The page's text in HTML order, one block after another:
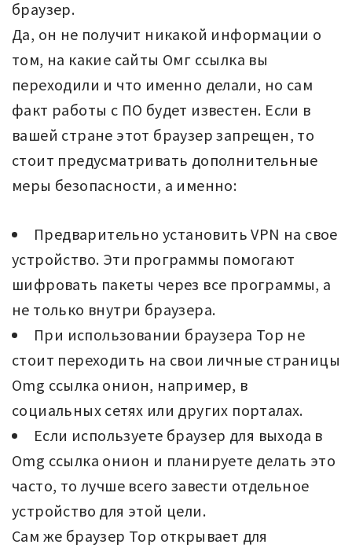
браузер.
Да, он не получит никакой информации о
том, на какие сайты Омг ссылка вы
переходили и что именно делали, но сам
факт работы с ПО будет известен. Если в
вашей стране этот браузер запрещен, то
стоит предусматривать дополнительные
меры безопасности, а именно:
Предварительно установить VPN на свое
устройство. Эти программы помогают
шифровать пакеты через все программы, а
не только внутри браузера.
При использовании браузера Тор не
стоит переходить на свои личные страницы
Omg ссылка онион, например, в
социальных сетях или других порталах.
Если используете браузер для выхода в
Omg ссылка онион и планируете делать это
часто, то лучше всего завести отдельное
устройство для этой цели.
Сам же браузер Тор открывает для